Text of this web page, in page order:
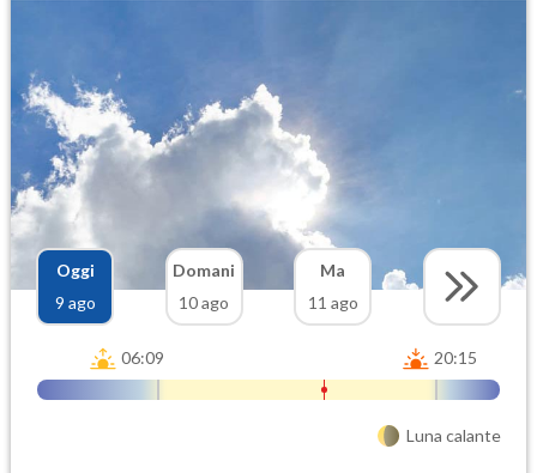
Oggi
9 ago
Domani
10 ago
Ma
11 ago
06:09 20:15
Luna calante